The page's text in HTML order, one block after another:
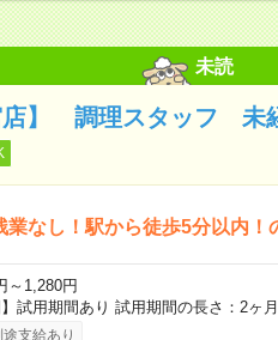
未読
店】 調理スタッフ 未
なし！駅から徒歩5分以内！
～1,280円
】試用期間あり 試用期間の長さ：2ヶ
支給あり